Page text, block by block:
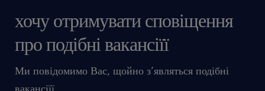
хочу отримувати сповіщення
про подібні вакансіїї
Ми повідомимо Вас, щойно з’являться подібні
вакансіїї.